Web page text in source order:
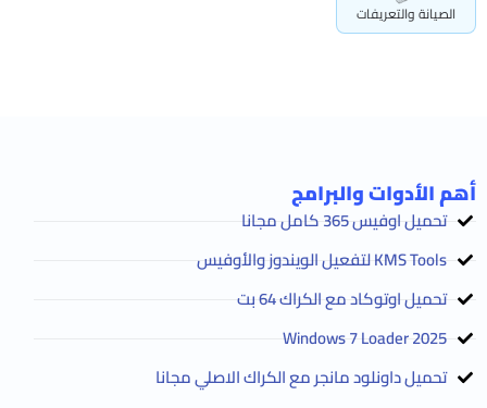
الصيانة والتعريفات
أهم الأدوات والبرامج
تحميل اوفيس 365 كامل مجانا
KMS Tools لتفعيل الويندوز والأوفيس
تحميل اوتوكاد مع الكراك 64 بت
2025 Windows 7 Loader
تحميل داونلود مانجر مع الكراك الاصلي مجانا